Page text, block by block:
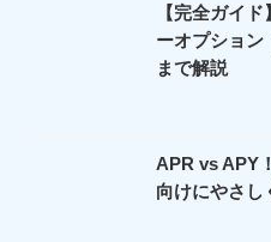
【完全ガイ
ーオプション
まで解説
APR vs APY
向けにやさし